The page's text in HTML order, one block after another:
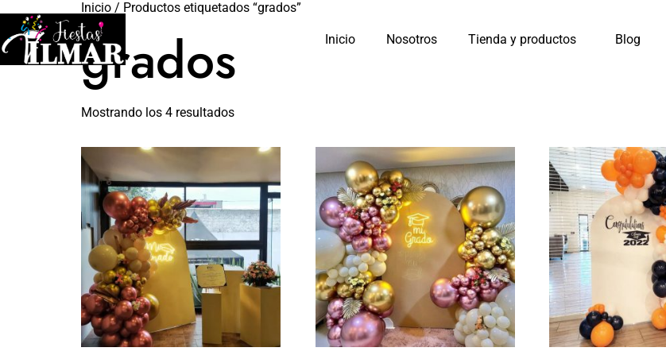
Inicio Nosotros Tienda y productos Blog
Inicio / Productos etiquetados “grados”
grados
Mostrando los 4 resultados